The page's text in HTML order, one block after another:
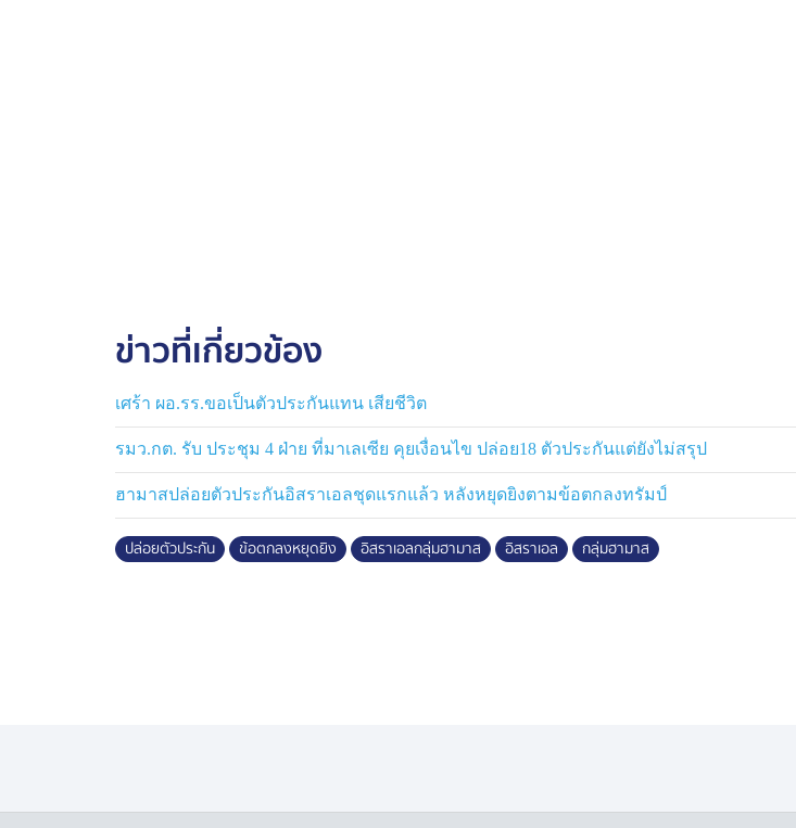
ทั้งนี้ กระทรวงสาธารณสุขกาซา ระบุว่า อิสราเอลได้สังหารชาวปาเลสไตน์ไปแล้วก
ว่า 57,000 คน นอกจากนี้ ยังก่อให้เกิดวิกฤตความอดอยาก ทำให้ประชากรเกือบ
ทั้งหมดในกาซาต้องพลัดถิ่นภายในประเทศ และก่อให้เกิดข้อกล่าวหาเรื่องการฆ่า
ข่าวที่เกี่ยวข้อง
เศร้า ผอ.รร.ขอเป็นตัวประกันแทน เสียชีวิต
รมว.กต. รับ ประชุม 4 ฝ่าย ที่มาเลเซีย คุยเงื่อนไข ปล่อย18 ตัวประกันแต่ยังไม่สรุป
ฮามาสปล่อยตัวประกันอิสราเอลชุดแรกแล้ว หลังหยุดยิงตามข้อตกลงทรัมป์
ปล่อยตัวประกัน ข้อตกลงหยุดยิง อิสราเอลกลุ่มฮามาส อิสราเอล กลุ่มฮามาส